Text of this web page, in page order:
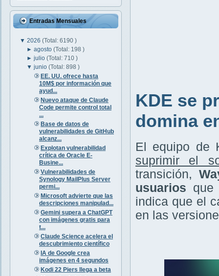
Entradas Mensuales
▼ 2026 (Total: 6190 )
►agosto(Total: 198 )
►julio(Total: 710 )
▼junio(Total: 898 )
EE. UU. ofrece hasta
10M$ por información que
ayud...
Nuevo ataque de Claude
Code permite control total
...
Base de datos de
vulnerabilidades de GitHub
alcanz...
Explotan vulnerabilidad
crítica de Oracle E-
Busine...
Vulnerabilidades de
Synology MailPlus Server
permi...
Microsoft advierte que las
descripciones manipulad...
Gemini supera a ChatGPT
con imágenes gratis para
t...
Claude Science acelera el
descubrimiento científico
IA de Google crea
imágenes en 4 segundos
Kodi 22 Piers llega a beta
KDE se
domina
El equipo de
suprimir el
transición,
usuarios que
indica que el
en las